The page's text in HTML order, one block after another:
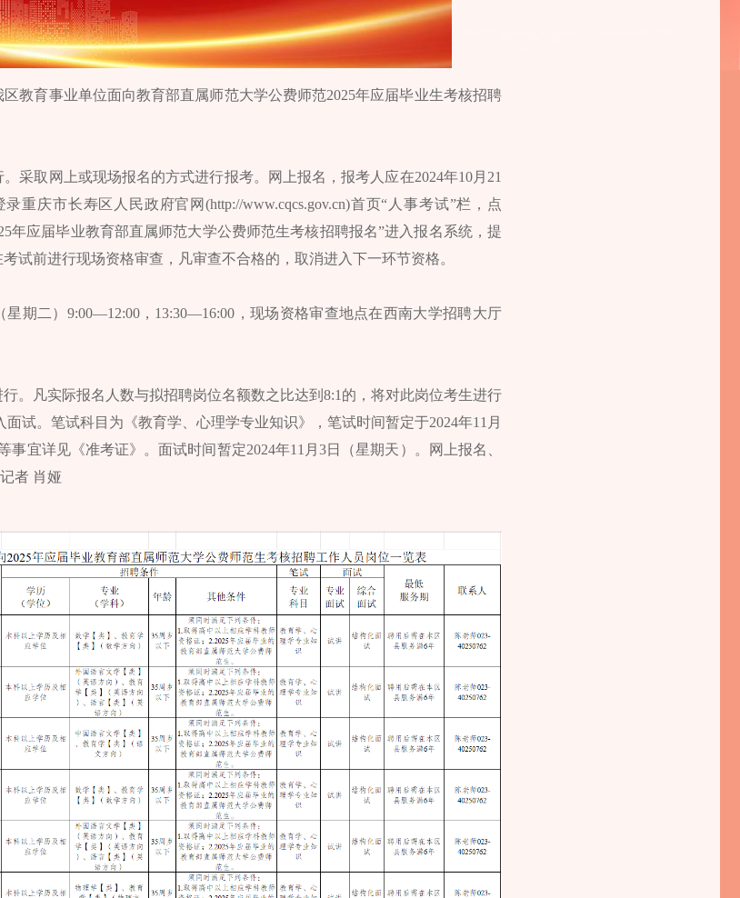
教育事业单位面向教育部直属师范大学公费师范2025年应届毕业生考核招聘
采取网上或现场报名的方式进行报考。网上报名，报考人应在2024年10月21
录重庆市长寿区人民政府官网(http://www.cqcs.gov.cn)首页“人事考试”栏，点
年应届毕业教育部直属师范大学公费师范生考核招聘报名”进入报名系统，提
试前进行现场资格审查，凡审查不合格的，取消进入下一环节资格。
星期二）9:00—12:00，13:30—16:00，现场资格审查地点在西南大学招聘大厅
。凡实际报名人数与拟招聘岗位名额数之比达到8:1的，将对此岗位考生进行
试。笔试科目为《教育学、心理学专业知识》，笔试时间暂定于2024年11月
事宜详见《准考证》。面试时间暂定2024年11月3日（星期天）。网上报名、
者 肖娅